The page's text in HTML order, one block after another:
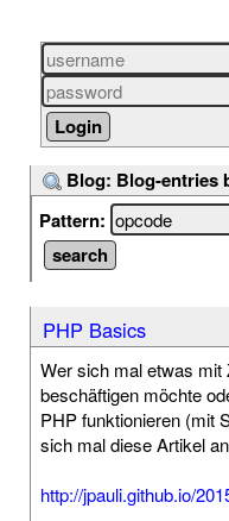
Blog: Blog-entries
Pattern:
PHP Basics
Wer sich mal etwas
beschäftigen möchte
PHP funktionieren (mit
sich mal diese Artikel
http://jpauli.github.io/